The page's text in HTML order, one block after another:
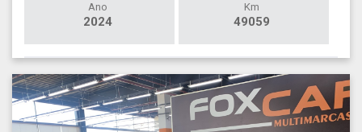
Ano
2024
Km
49059